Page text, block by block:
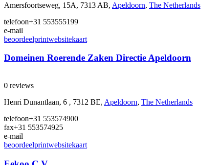
Amersfoortseweg, 15A, 7313 AB, Apeldoorn, The Netherlands
telefoon+31 553555199
e-mail
beoordeelprintwebsitekaart
Domeinen Roerende Zaken Directie Apeldoorn
0 reviews
Henri Dunantlaan, 6 , 7312 BE, Apeldoorn, The Netherlands
telefoon+31 553574900
fax+31 553574925
e-mail
beoordeelprintwebsitekaart